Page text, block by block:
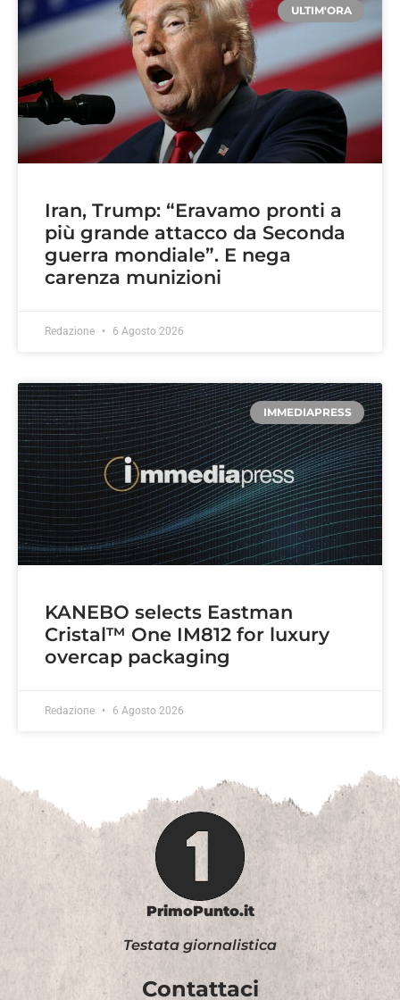
ULTIM'ORA
Iran, Trump: “Eravamo pronti a
più grande attacco da Seconda
guerra mondiale”. E nega
carenza munizioni
Redazione 6 Agosto 2026
IMMEDIAPRESS
KANEBO selects Eastman
Cristal™ One IM812 for luxury
overcap packaging
Redazione 6 Agosto 2026
PrimoPunto.it
Testata giornalistica
Contattaci